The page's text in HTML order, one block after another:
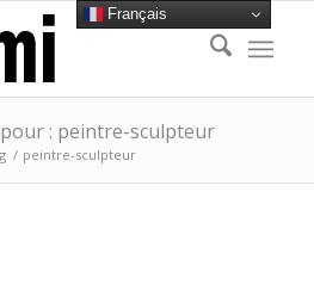
: peintre-sculpteur
/ peintre-sculpteur
Français